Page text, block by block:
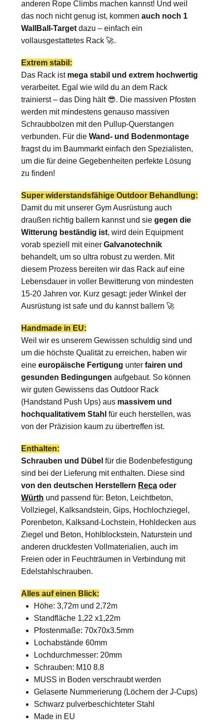
anderen Rope Climbs machen kannst! Und weil
das noch nicht genug ist, kommen auch noch 1
WallBall-Targetdazu – einfach ein
vollausgestattetes Rack 🚀.
Extrem stabil:
Das Rack ist mega stabil und extrem hochwertig
verarbeitet. Egal wie wild du an dem Rack
trainierst – das Ding hält 😎. Die massiven Pfosten
werden mit mindestens genauso massiven
Schraubbolzen mit den Pullup-Querstangen
verbunden. Für die Wand- und Bodenmontage
fragst du im Baummarkt einfach den Spezialisten,
um die für deine Gegebenheiten perfekte Lösung
zu finden!
Super widerstandsfähige Outdoor Behandlung:
Damit du mit unserer Gym Ausrüstung auch
draußen richtig ballern kannst und sie gegen die
Witterung beständig ist, wird dein Equipment
vorab speziell mit einer Galvanotechnik
behandelt, um so ultra robust zu werden. Mit
diesem Prozess bereiten wir das Rack auf eine
Lebensdauer in voller Bewitterung von mindesten
15-20 Jahren vor. Kurz gesagt: jeder Winkel der
Ausrüstung ist safe und du kannst ballern 🚀
Handmade in EU:
Weil wir es unserem Gewissen schuldig sind und
um die höchste Qualität zu erreichen, haben wir
eine europäische Fertigung unterfairen und
gesunden Bedingungen aufgebaut. So können
wir guten Gewissens das Outdoor Rack
(Handstand Push Ups) aus massivem und
hochqualitativem Stahl für euch herstellen, was
von der Präzision kaum zu übertreffen ist.
Enthalten:
Schrauben und Dübel für die Bodenbefestigung
sind bei der Lieferung mit enthalten. Diese sind
von den deutschen Herstellern Recaoder
Würth und passend für: Beton, Leichtbeton,
Vollziegel, Kalksandstein, Gips, Hochlochziegel,
Porenbeton, Kalksand-Lochstein, Hohldecken aus
Ziegel und Beton, Hohlblockstein, Naturstein und
anderen druckfesten Vollmaterialien, auch im
Freien oder in Feuchträumen in Verbindung mit
Edelstahlschrauben.
Alles auf einen Blick:
Höhe: 3,72m und 2,72m
Standfläche 1,22 x1,22m
Pfostenmaße: 70x70x3.5mm
Lochabstände 60mm
Lochdurchmesser: 20mm
Schrauben: M10 8.8
MUSS in Boden verschraubt werden
Gelaserte Nummerierung (Löchern der J-Cups)
Schwarz pulverbeschichteter Stahl
Made in EU